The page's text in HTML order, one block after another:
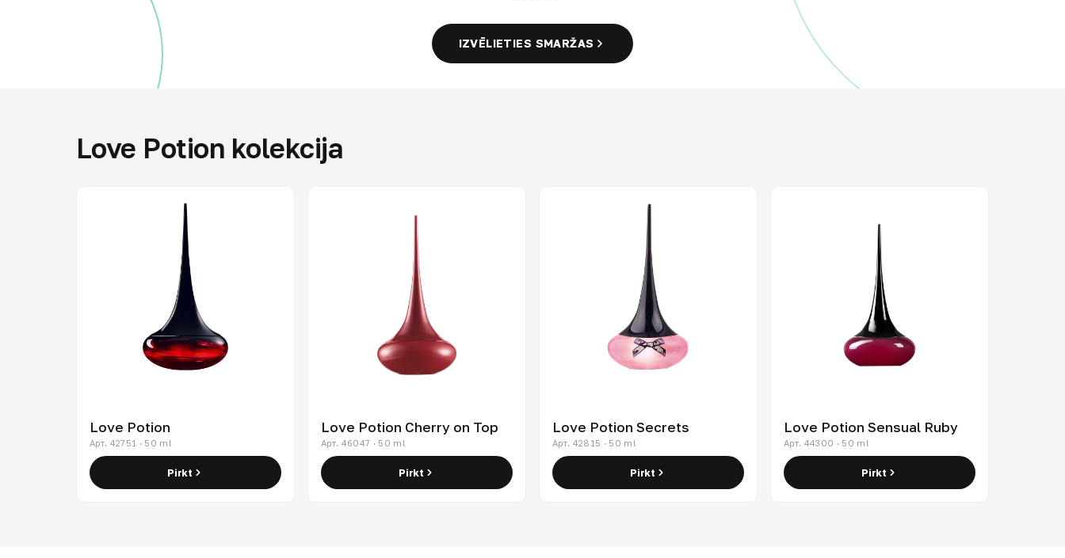
IZVĒLIETIES SMARŽAS
Love Potion kolekcija
Love Potion
Арт. 42751 · 50 ml
Pirkt
Love Potion Cherry on Top
Арт. 46047 · 50 ml
Pirkt
Love Potion Secrets
Арт. 42815 · 50 ml
Pirkt
Love Potion Sensual Ruby
Арт. 44300 · 50 ml
Pirkt